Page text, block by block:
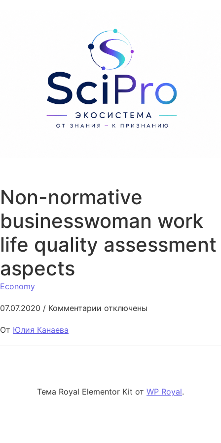
Non-normative
businesswoman work
life quality assessment
aspects
Economy
07.07.2020 / Комментарии к записи Non-normative
отключены
От Юлия Канаева
Тема Royal Elementor Kit от WP Royal.